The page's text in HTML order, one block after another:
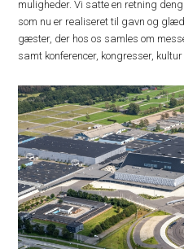
muligheder. Vi satte en retning
som nu er realiseret til gavn og
gæster, der hos os samles om
samt konferencer, kongresser,